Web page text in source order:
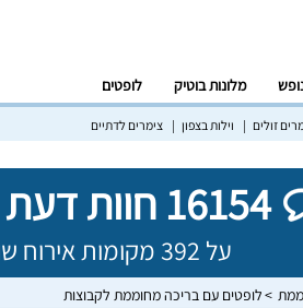
מלונות בוטיק לופטים
זולים וילות בצפון צימרים לדתיים
16154 חוות דעת מאומתות!
על 392 מקומות אירוח שונים בישראל
לופטים עם בריכה מחוממת לקבוצות